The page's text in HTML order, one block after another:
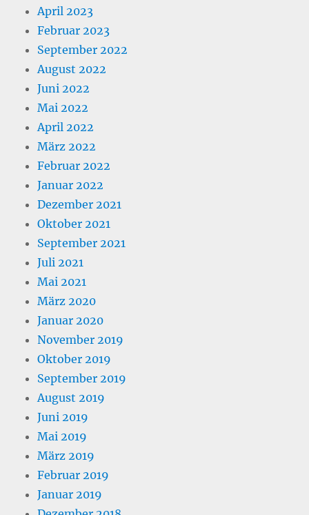
April 2023
Februar 2023
September 2022
August 2022
Juni 2022
Mai 2022
April 2022
März 2022
Februar 2022
Januar 2022
Dezember 2021
Oktober 2021
September 2021
Juli 2021
Mai 2021
März 2020
Januar 2020
November 2019
Oktober 2019
September 2019
August 2019
Juni 2019
Mai 2019
März 2019
Februar 2019
Januar 2019